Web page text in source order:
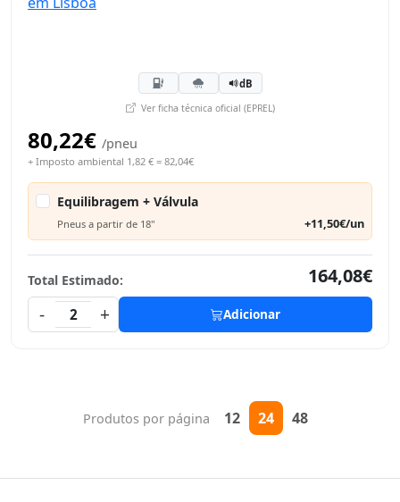
dB
Ver ficha técnica oficial (EPREL)
80,22€ /pneu
+ Imposto ambiental 1,82 € = 82,04€
Equilibragem + Válvula
Pneus a partir de 18" +11,50€/un
Total Estimado:
164,08€
-
2 + Adicionar
Produtos por página 12 24 48